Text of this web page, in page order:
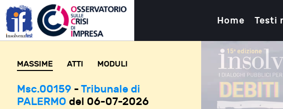
Home Testi
MASSIME ATTI MODULI
Msc.00159 - Tribunale di
PALERMO del 06-07-2026